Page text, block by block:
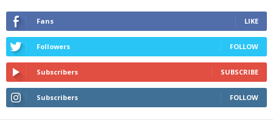
Fans LIKE
Followers FOLLOW
Subscribers SUBSCRIBE
Subscribers FOLLOW